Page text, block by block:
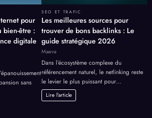
pour
bien-être :
digitale
sans
SEO ET TRAFIC
Les meilleures sources pour
trouver de bons backlinks : Le
guide stratégique 2026
Maeva
Dans l’écosystème complexe du
référencement naturel, le netlinking reste
le levier le plus puissant pour…
Lire l'article